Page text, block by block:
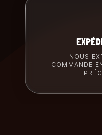
NOUS
COMMANDE